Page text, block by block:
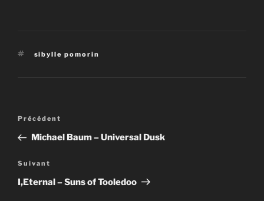
Étiquettes
sibylle pomorin
l’article
Article
précédent
Précédent
Michael Baum – Universal Dusk
Article
suivant
Suivant
I,Eternal – Suns of Tooledoo